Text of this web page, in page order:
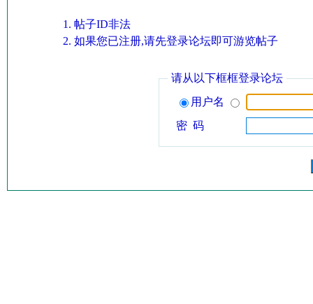
帖子ID非法
如果您已注册,请先登录论坛即可游览帖子
请从以下框框登录论坛
用户名
密 码